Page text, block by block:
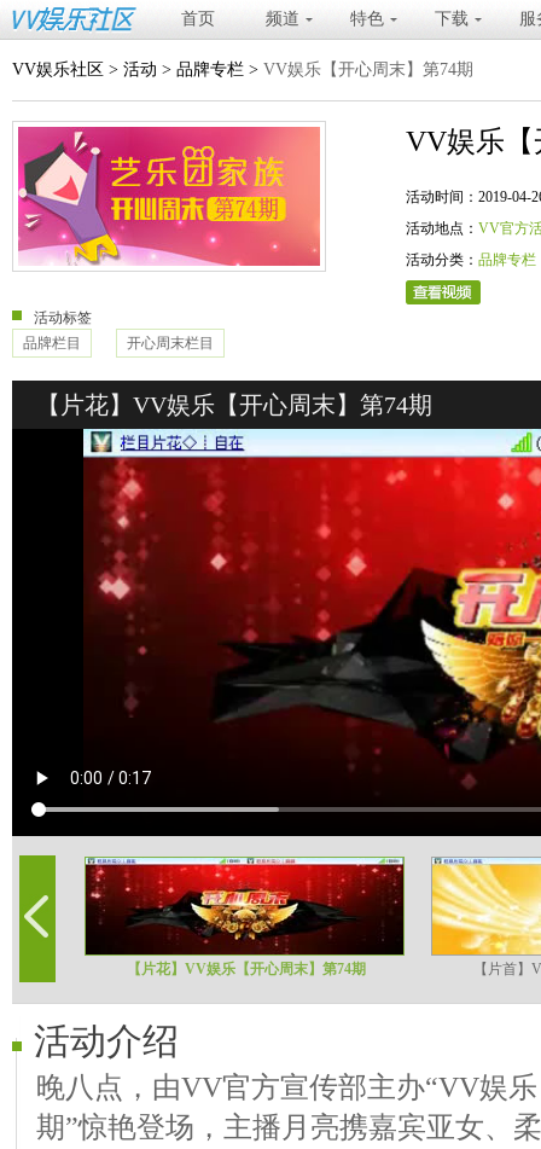
首页 频道 特色 下载 服
VV娱乐社区 > 活动 > 品牌专栏 > VV娱乐【开心周末】第74期
VV娱乐【
活动时间：2019-04-
活动地点： VV官方
活动分类： 品牌专栏
活动标签
品牌栏目
开心周末栏目
【片花】VV娱乐【开心周末】第74期
【片花】VV娱乐【开心周末】第74期 【片首】
活动介绍
晚八点，由VV官方宣传部主办“VV娱
期”惊艳登场，主播月亮携嘉宾亚女、